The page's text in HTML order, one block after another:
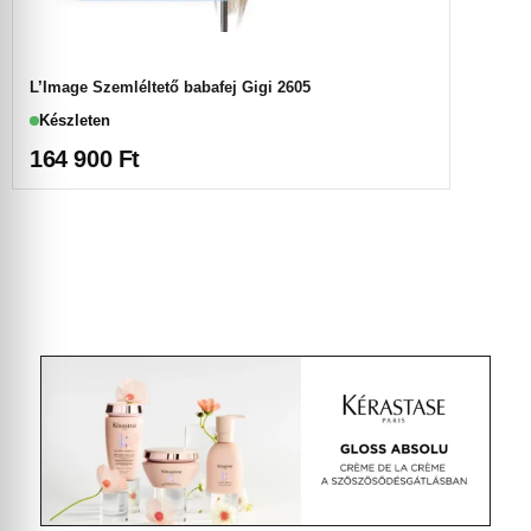
L’Image Szemléltető babafej Gigi 2605
Készleten
164 900 Ft